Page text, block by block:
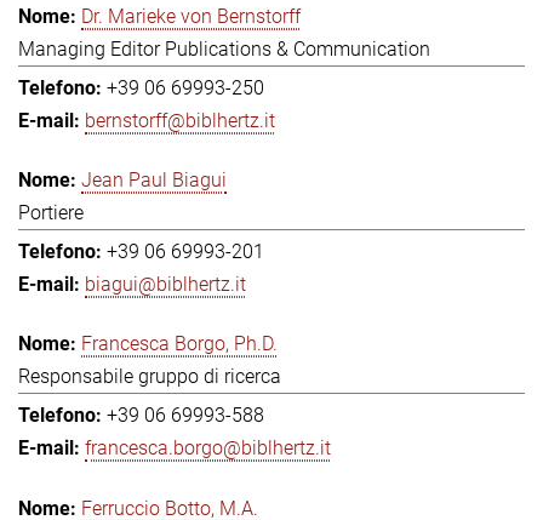
Dr. Marieke von Bernstorff
Managing Editor Publications & Communication
+39 06 69993-250
bernstorff@biblhertz.it
Jean Paul Biagui
Portiere
+39 06 69993-201
biagui@biblhertz.it
Francesca Borgo, Ph.D.
Responsabile gruppo di ricerca
+39 06 69993-588
francesca.borgo@biblhertz.it
Ferruccio Botto, M.A.